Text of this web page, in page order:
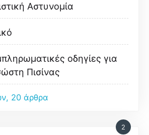
Αστυνομία
οδηγίες για
Πισίνας
20 άρθρα
2